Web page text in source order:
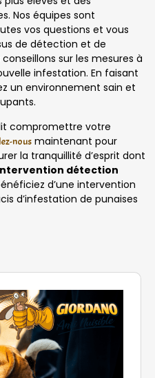
Nos équipes sont
vos questions et vous
de détection et de
sur les mesures à
infestation. En faisant
un environnement sain et
lit compromettre votre
nous maintenant pour
la tranquillité d’esprit dont
détection
d’une intervention
d’infestation de punaises